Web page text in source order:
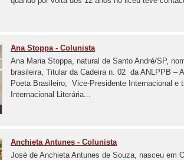
Ana Stoppa - Colunista
Ana Maria Stoppa, natural de Santo André/SP,
brasileira, Titular da Cadeira n. 02 da ANLPPB –
Poeta Brasileiro; Vice-Presidente Internacional e
Internacional Literária...
Anchieta Antunes - Colunista
José de Anchieta Antunes de Souza, nasceu em